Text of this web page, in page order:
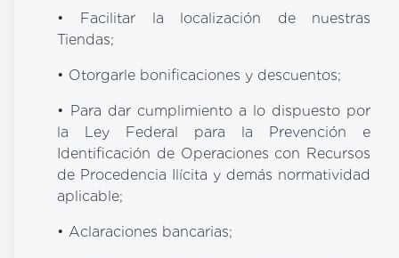
• Facilitar la localización de nuestras
Tiendas;
• Otorgarle bonificaciones y descuentos;
• Para dar cumplimiento a lo dispuesto por
la Ley Federal para la Prevención e
Identificación de Operaciones con Recursos
de Procedencia Ilícita y demás normatividad
aplicable;
• Aclaraciones bancarias;